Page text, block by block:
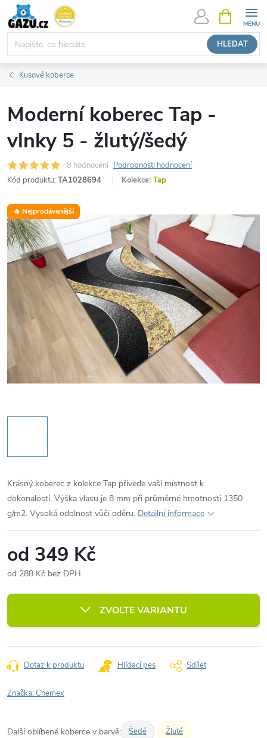
Přejít
obsah
HLEDAT
NÁKUPNÍ
KOŠÍK
Kusové koberce
Moderní koberec Tap -
vlnky 5 - žlutý/šedý
8 hodnocení Podrobnosti hodnocení
Kód produktu: TA1028694 Kolekce: Tap
🔥 Nejprodávanější
Krásný koberec z kolekce Tap přivede vaši místnost k
dokonalosti. Výška vlasu je 8 mm při průměrné hmotnosti 1350
g/m2. Vysoká odolnost vůči oděru. Detailní informace
od 349 Kč
od 288 Kč bez DPH
cena:
ZVOLTE VARIANTU
Dotaz k produktu Hlídací pes Sdílet
Značka:Chemex
Další oblíbené koberce v barvě: Šedé Žluté